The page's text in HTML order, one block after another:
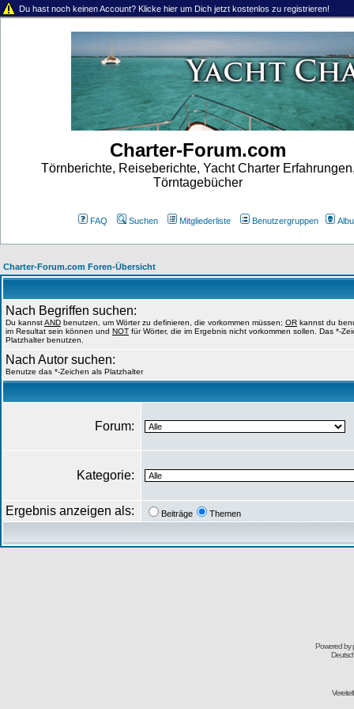
Du hast noch keinen Account? Klicke hier um Dich jetzt kostenlos zu registrieren!
Charter-Forum.com
Törnberichte, Reiseberichte, Yacht Charter
Törntagebücher
FAQ Suchen Mitgliederliste Benutzergruppen
Charter-Forum.com Foren-Übersicht
Nach Begriffen suchen:
Du kannstAND benutzen, um Wörter zu definieren, die vorkommen müssen; OR kannst du
im Resultat sein können und NOT für Wörter, die im Ergebnis nicht vorkommen sollen. Das *-
Platzhalter benutzen.
Nach Autor suchen:
Benutze das *-Zeichen als Platzhalter
Forum:
Kategorie:
Ergebnis anzeigen als: Beiträge Themen
Powered by